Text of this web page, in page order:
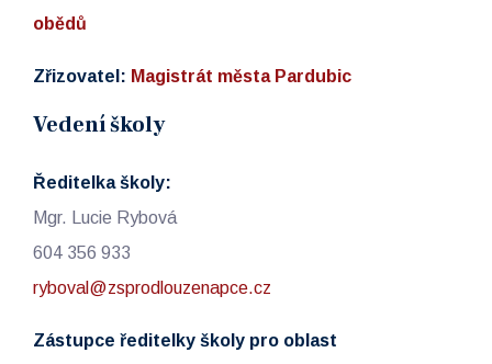
obědů
Zřizovatel: Magistrát města Pardubic
Vedení školy
Ředitelka školy:
Mgr. Lucie Rybová
604 356 933
ryboval@zsprodlouzenapce.cz
Zástupce ředitelky školy pro oblast